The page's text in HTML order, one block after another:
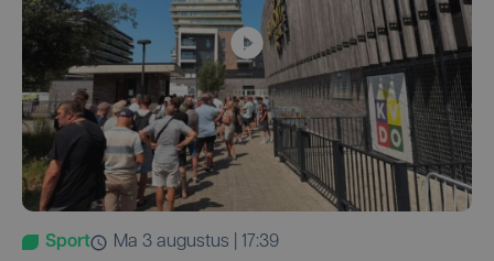
Sport
ma 3 augustus | 17:39